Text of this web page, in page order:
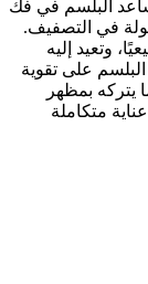
البلسم في فك
في التصفيف.
وتعيد إليه
البلسم على تقوية
يتركه بمظهر
متكاملة